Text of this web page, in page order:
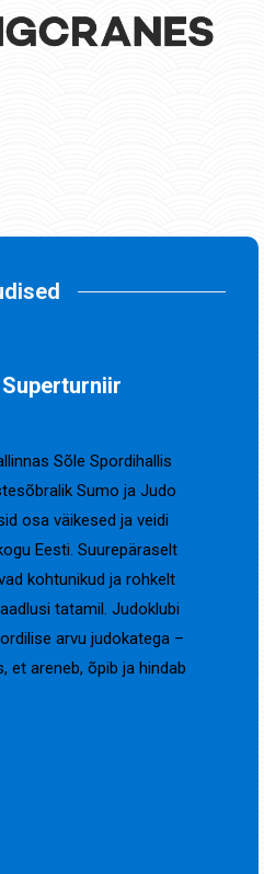
Sõle Spordihallis
Sumo ja Judo
osa väikesed ja veidi
Eesti. Suurepäraselt
kohtunikud ja rohkelt
tatamil. Judoklubi
arvu judokatega –
et areneb, õpib ja hindab